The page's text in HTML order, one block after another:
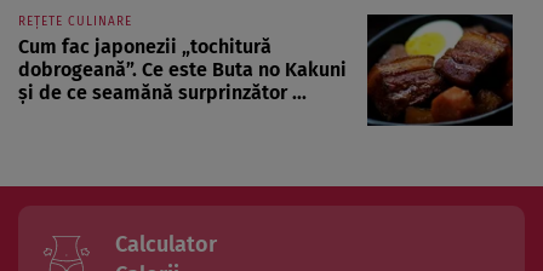
REȚETE CULINARE
Cum fac japonezii „tochitură
dobrogeană”. Ce este Buta no Kakuni
și de ce seamănă surprinzător ...
Calculator